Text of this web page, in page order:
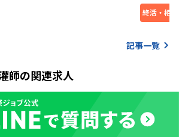
記事一覧
終活・相
師の関連求人